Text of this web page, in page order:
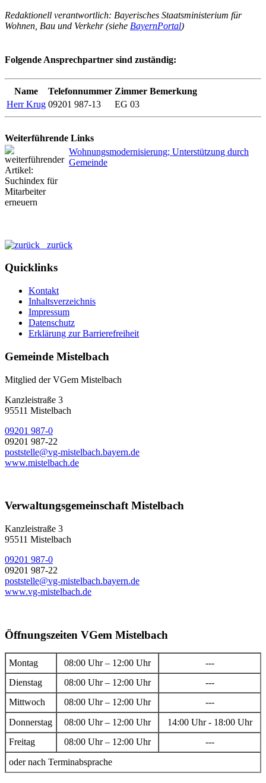
Redaktionell verantwortlich: Bayerisches Staatsministerium für
Wohnen, Bau und Verkehr (siehe BayernPortal)
Folgende Ansprechpartner sind zuständig:
Name Telefonnummer Zimmer Bemerkung
Herr Krug 09201 987-13 EG 03
Weiterführende Links
Wohnungsmodernisierung; Unterstützung durch
Gemeinde
zurück
Quicklinks
Kontakt
Inhaltsverzeichnis
Impressum
Datenschutz
Erklärung zur Barrierefreiheit
Gemeinde Mistelbach
Mitglied der VGem Mistelbach
Kanzleistraße 3
95511 Mistelbach
09201 987-0
09201 987-22
poststelle@vg-mistelbach.bayern.de
www.mistelbach.de
Verwaltungsgemeinschaft Mistelbach
Kanzleistraße 3
95511 Mistelbach
09201 987-0
09201 987-22
poststelle@vg-mistelbach.bayern.de
www.vg-mistelbach.de
Öffnungszeiten VGem Mistelbach
Montag 08:00 Uhr – 12:00 Uhr
---
Dienstag
08:00 Uhr – 12:00 Uhr
---
Mittwoch
08:00 Uhr – 12:00 Uhr
---
Donnerstag
08:00 Uhr – 12:00 Uhr
14:00 Uhr - 18:00 Uhr
Freitag
08:00 Uhr – 12:00 Uhr
---
oder nach Terminabsprache